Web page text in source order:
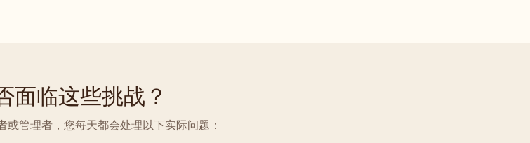
面临这些挑战？
或管理者，您每天都会处理以下实际问题：